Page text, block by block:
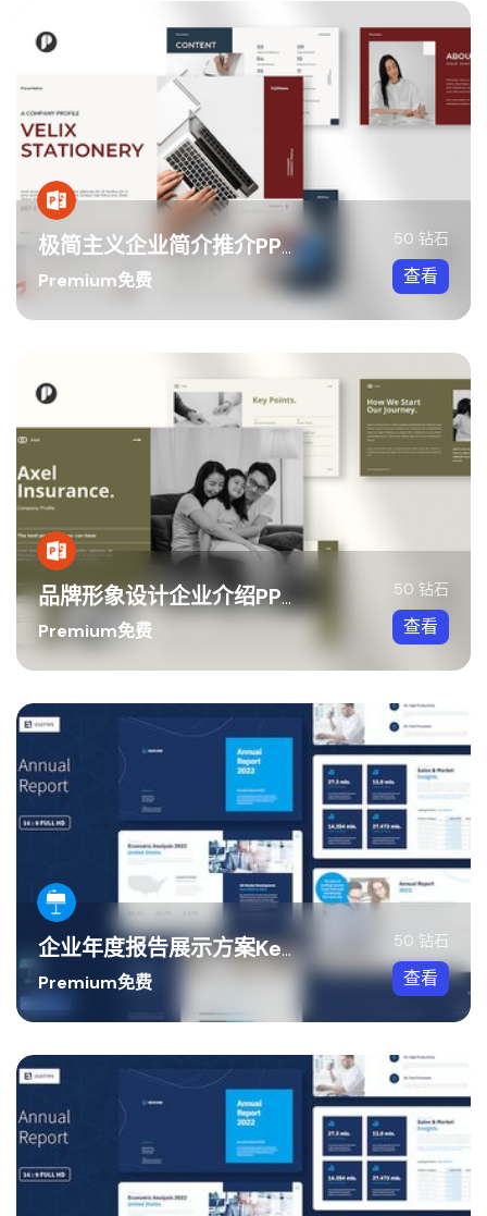
极简主义企业简介推介PPT模板
Premium免费
50 钻石
查看
品牌形象设计企业介绍PPT模板
Premium免费
50 钻石
查看
企业年度报告展示方案Keynote模板
Premium免费
50 钻石
查看